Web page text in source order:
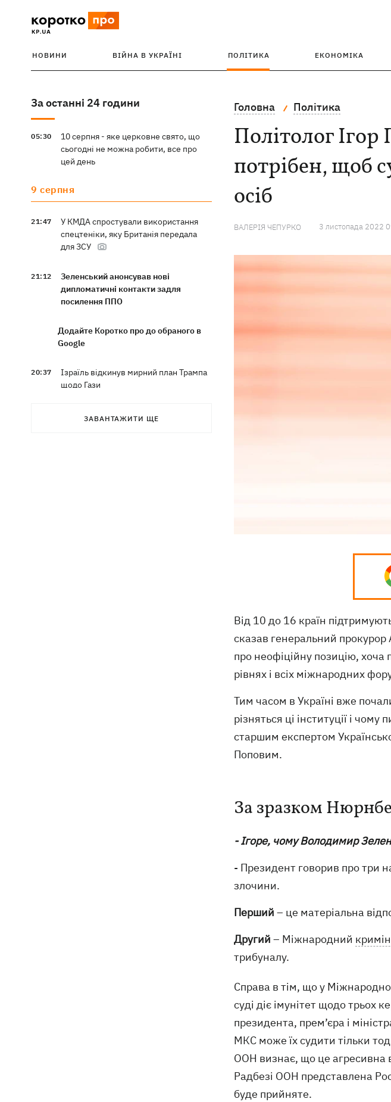
НОВИНИ ВІЙНА В УКРАЇНІ ПОЛІТИКА ЕКОНОМІКА
За останні 24 години
05:30
10 серпня - яке церковне свято, що
сьогодні не можна робити, все про
цей день
9 серпня
21:47
У КМДА спростували використання
спецтеніки, яку Британія передала
для ЗСУ
21:12
Зеленський анонсував нові
дипломатичні контакти задля
посилення ППО
Додайте Коротко про до обраного в
Google
20:37
Ізраїль відкинув мирний план Трампа
щодо Гази
Росія три дні поспіль атакує
ЗАВАНТАЖИТИ ЩЕ
Головна Політика
Політолог
потрібен, щоб
осіб
ВАЛЕРІЯ ЧЕПУРКО 3 листопада 2022
Від 10 до 16 країн
сказав генеральний прокурор
про неофіційну позицію,
рівнях і всіх міжнародних
Тим часом в Україні вже
різняться ці інституції і
старшим експертом
Поповим.
За зразком
- Ігоре, чому Володимир
- Президент говорив про три
злочини.
Перший – це матеріальна
Другий – Міжнародний
трибуналу.
Справа в тім, що у
суді діє імунітет щодо трьох
президента, прем’єра і
МКС може їх судити тільки
ООН визнає, що це агресивна
Радбезі ООН представлена
буде прийняте.